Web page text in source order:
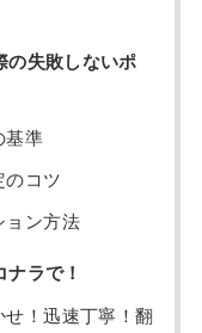
の失敗しないポ
基準
のコツ
ョン方法
ラで！
！迅速丁寧！翻